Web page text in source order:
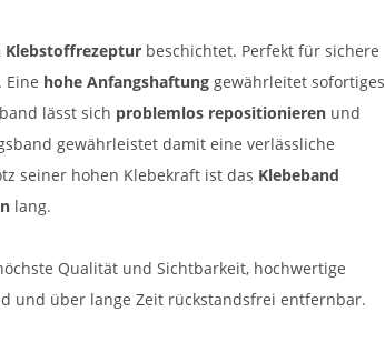
beschichtet. Perfekt für sichere
. Eine hohe Anfangshaftung gewährleitet sofortiges
lässt sich problemlos repositionieren und
gewährleistet damit eine verlässliche
seiner hohen Klebekraft ist das Klebeband
lang.
Qualität und Sichtbarkeit, hochwertige
und über lange Zeit rückstandsfrei entfernbar.